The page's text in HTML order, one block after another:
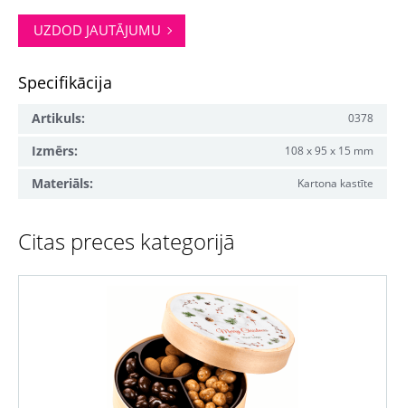
UZDOD JAUTĀJUMU
Specifikācija
Artikuls: 0378
Izmērs: 108 x 95 x 15 mm
Materiāls: Kartona kastīte
Citas preces kategorijā